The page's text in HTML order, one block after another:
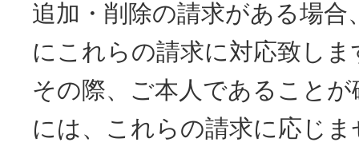
追加・削除の請求がある場合
にこれらの請求に対応致しま
その際、ご本人であること
には、これらの請求に応じま